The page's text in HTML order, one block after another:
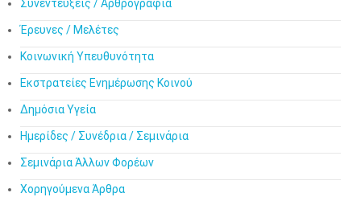
Συνεντεύξεις / Αρθρογραφία
Έρευνες / Μελέτες
Κοινωνική Υπευθυνότητα
Εκστρατείες Ενημέρωσης Κοινού
Δημόσια Υγεία
Ημερίδες / Συνέδρια / Σεμινάρια
Σεμινάρια Άλλων Φορέων
Χορηγούμενα Άρθρα